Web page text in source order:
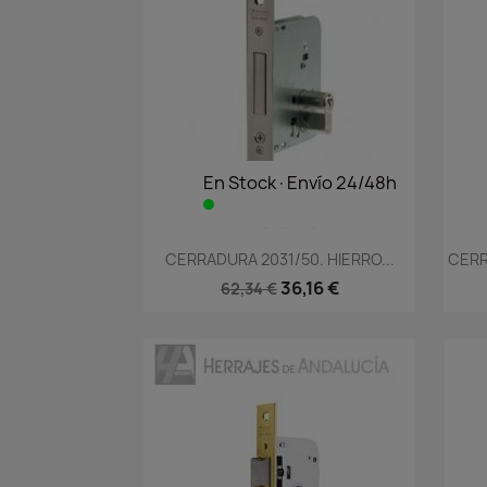
En Stock·Envío 24/48h
Vista rápida
CERRADURA 2031/50. HIERRO...
62,34 € 36,16 €